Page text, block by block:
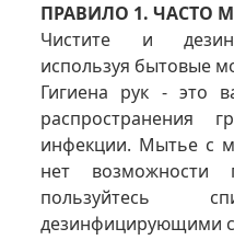
ПРАВИЛО 1. ЧАСТО
Чистите и
используя бытовые
Гигиена рук - это
распространения
инфекции. Мытье с
нет
пользуйтесь
дезинфицирующими